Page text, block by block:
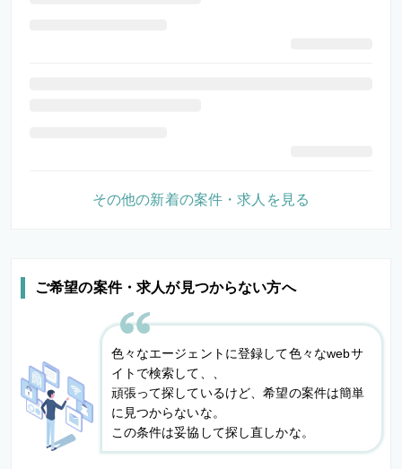
ご希望の案件・求人が見つからない方へ
色々なエージェントに登録して色々なwebサ
イトで検索して、、
頑張って探しているけど、希望の案件は簡単
に見つからないな。
この条件は妥協して探し直しかな。
その他の新着の案件・求人を見る